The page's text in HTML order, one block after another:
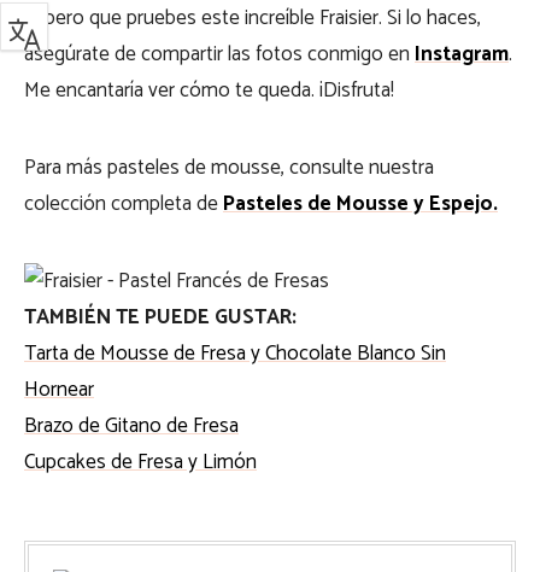
Espero que pruebes este increíble Fraisier. Si lo haces,
asegúrate de compartir las fotos conmigo enInstagram.
Me encantaría ver cómo te queda. ¡Disfruta!
Para más pasteles de mousse, consulte nuestra
colección completa dePasteles de Mousse y Espejo.
TAMBIÉN TE PUEDE GUSTAR:
Tarta de Mousse de Fresa y Chocolate Blanco Sin
Hornear
Brazo de Gitano de Fresa
Cupcakes de Fresa y Limón